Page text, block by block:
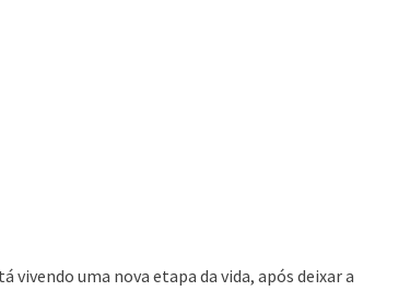
uma nova etapa da vida, após deixar a